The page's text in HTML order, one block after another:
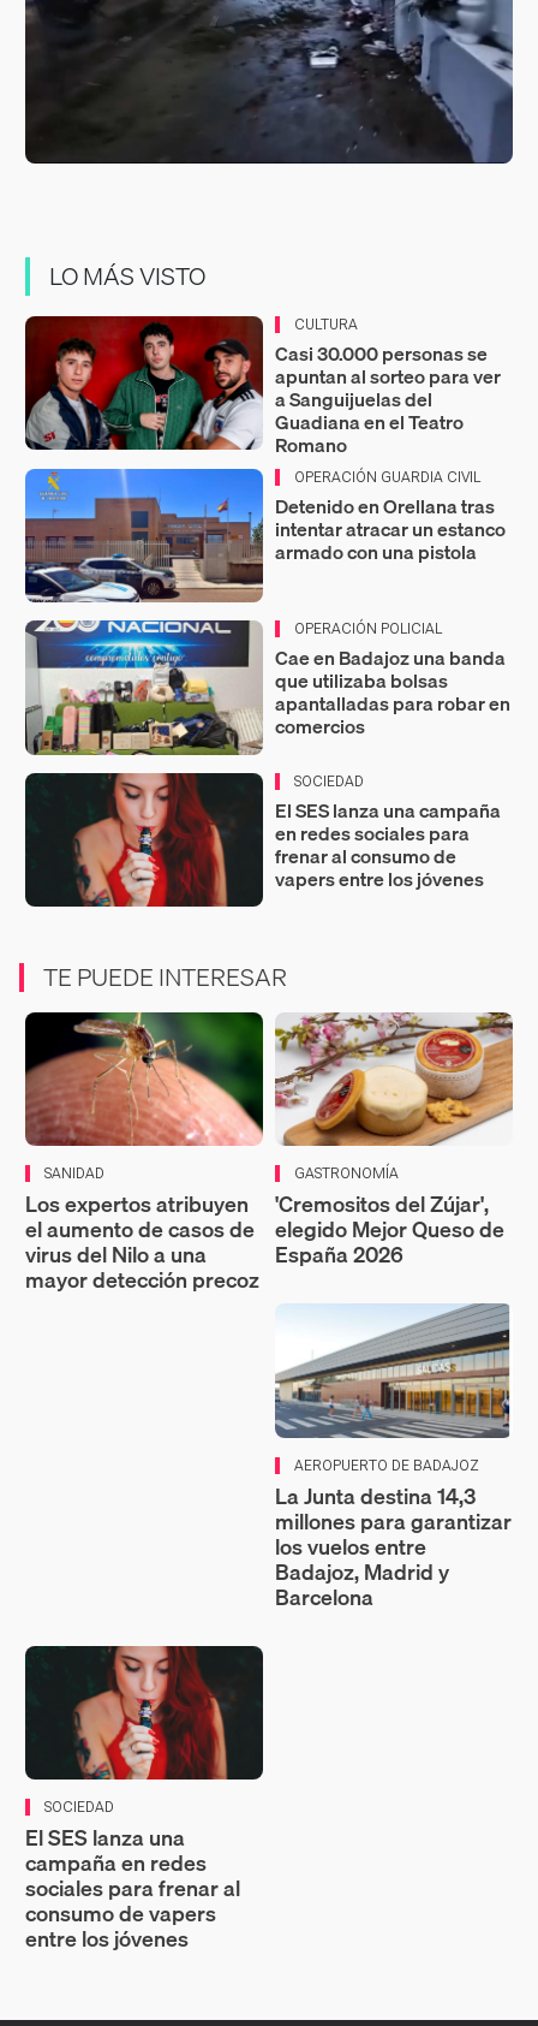
LO MÁS VISTO
CULTURA
Casi 30.000 personas se
apuntan al sorteo para ver
a Sanguijuelas del
Guadiana en el Teatro
Romano
OPERACIÓN GUARDIA CIVIL
Detenido en Orellana tras
intentar atracar un estanco
armado con una pistola
OPERACIÓN POLICIAL
Cae en Badajoz una banda
que utilizaba bolsas
apantalladas para robar en
comercios
SOCIEDAD
El SES lanza una campaña
en redes sociales para
frenar al consumo de
vapers entre los jóvenes
TE PUEDE INTERESAR
SANIDAD
Los expertos atribuyen
el aumento de casos de
virus del Nilo a una
mayor detección precoz
GASTRONOMÍA
'Cremositos del Zújar',
elegido Mejor Queso de
España 2026
AEROPUERTO DE BADAJOZ
La Junta destina 14,3
millones para garantizar
los vuelos entre
Badajoz, Madrid y
Barcelona
SOCIEDAD
El SES lanza una
campaña en redes
sociales para frenar al
consumo de vapers
entre los jóvenes